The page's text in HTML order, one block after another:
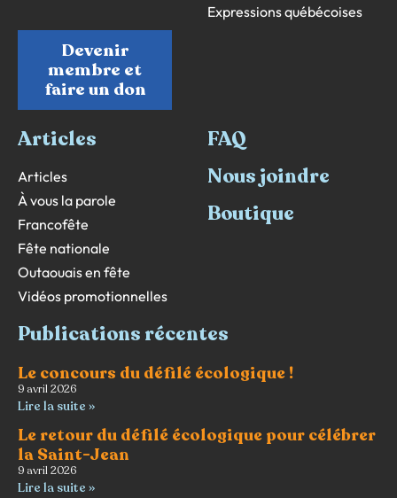
Devenir
membre et
faire un don
Expressions québécoises
Articles
Articles
À vous la parole
Francofête
Fête nationale
Outaouais en fête
Vidéos promotionnelles
FAQ
Nous joindre
Boutique
Publications récentes
Le concours du défilé écologique !
9 avril 2026
Lire la suite »
Le retour du défilé écologique pour célébrer
la Saint-Jean
9 avril 2026
Lire la suite »